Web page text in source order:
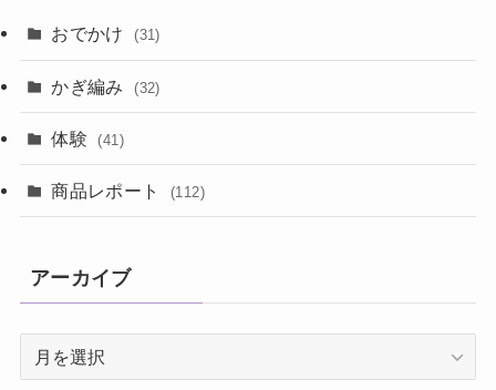
おでかけ (31)
かぎ編み (32)
体験 (41)
商品レポート (112)
アーカイブ